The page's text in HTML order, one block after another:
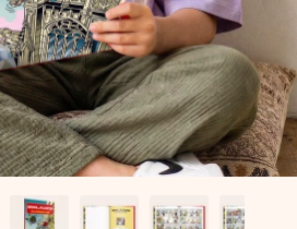
die raakt. Zonder gedoe, maar
het moment.